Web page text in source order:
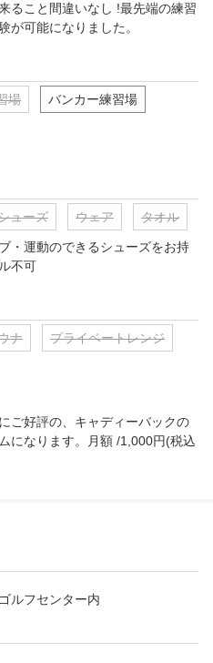
ること間違いなし !最先端の練習
が可能になりました。
場 バンカー練習場
ューズ ウェア タオル
・運動のできるシューズをお持
不可
ナ プライベートレンジ
ご好評の、キャディーバックの
になります。月額 /1,000円(税込
ルフセンター内